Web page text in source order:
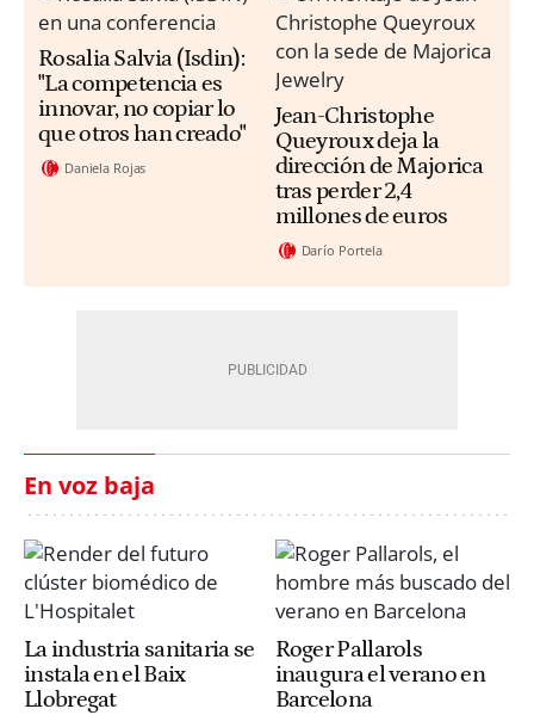
Rosalia Salvia (Isdin):
"La competencia es
innovar, no copiar lo
que otros han creado"
Daniela Rojas
Jean-Christophe
Queyroux deja la
dirección de Majorica
tras perder 2,4
millones de euros
Darío Portela
En voz baja
La industria sanitaria se
instala en el Baix
Llobregat
Roger Pallarols
inaugura el verano en
Barcelona